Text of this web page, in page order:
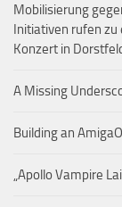
Mobilisierung
Initiativen rufen
Konzert in
A Missing
Building an
„Apollo Vampire